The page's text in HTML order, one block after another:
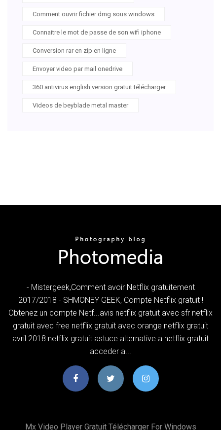
Comment ouvrir fichier dmg sous windows
Connaitre le mot de passe de son wifi iphone
Conversion rar en zip en ligne
Envoyer video par mail onedrive
360 antivirus english version gratuit télécharger
Videos de beyblade metal master
- Mistergeek,Comment avoir Netflix gratuitement
2017/2018 - SHMONEY GEEK, Compte Netflix gratuit !
Obtenez un compte Netf...avis netflix gratuit avec sfr netflix
gratuit avec free netflix gratuit avec orange netflix gratuit
avril 2018 netflix gratuit astuce alternative a netflix gratuit
acceder a...
Mx Video Player Gratuit Télécharger For Windows